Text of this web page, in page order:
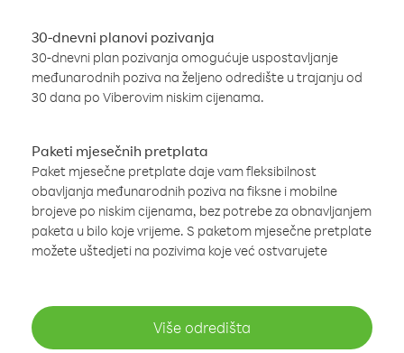
30-dnevni planovi pozivanja
30-dnevni plan pozivanja omogućuje uspostavljanje
međunarodnih poziva na željeno odredište u trajanju od
30 dana po Viberovim niskim cijenama.
Paketi mjesečnih pretplata
Paket mjesečne pretplate daje vam fleksibilnost
obavljanja međunarodnih poziva na fiksne i mobilne
brojeve po niskim cijenama, bez potrebe za obnavljanjem
paketa u bilo koje vrijeme. S paketom mjesečne pretplate
možete uštedjeti na pozivima koje već ostvarujete
Više odredišta